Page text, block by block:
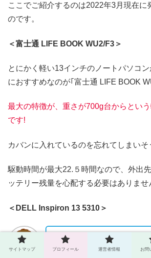
ここでご紹介するのは2022年3月現在に
のです。
＜富士通 LIFE BOOK WU2/F3＞
とにかく軽い13インチのノートパソコ
におすすめなのが｢富士通 LIFE BOOK
最大の特徴が
重さが700g台からとい
です!
カバンに入れているのを忘れてしまいそ
駆動時間が最大22.５時間なので、外出
ッテリー残量を心配する必要はありませ
＜DELL Inspiron 13 5310＞
性能もそれなりに欲しいけ
なのがいい。
サイトマップ プロフィール 運営者情報 お問